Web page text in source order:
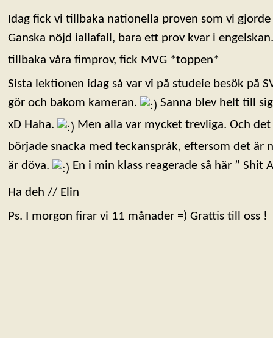
Idag fick vi tillbaka nationella proven som vi gjorde
Ganska nöjd iallafall, bara ett prov kvar i
tillbaka våra fimprov, fick MVG *toppen*
Sista lektionen idag så var vi på studeie besök på
gör och bakom kameran.
Sanna blev helt till
xD Haha.
Men alla var mycket trevliga. Och
började snacka med teckanspråk, eftersom det är
är döva.
En i min klass reagerade så här ” Shit
Ha deh // Elin
Ps. I morgon firar vi 11 månader =) Grattis till oss !